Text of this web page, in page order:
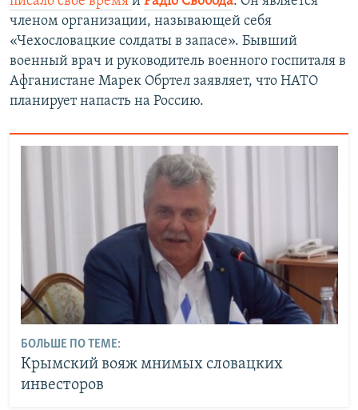
членом организации, называющей себя
«Чехословацкие солдаты в запасе». Бывший
военный врач и руководитель военного госпиталя в
Афганистане Марек Обртел заявляет, что НАТО
планирует напасть на Россию.
БОЛЬШЕ ПО ТЕМЕ:
Крымский вояж мнимых словацких
инвесторов